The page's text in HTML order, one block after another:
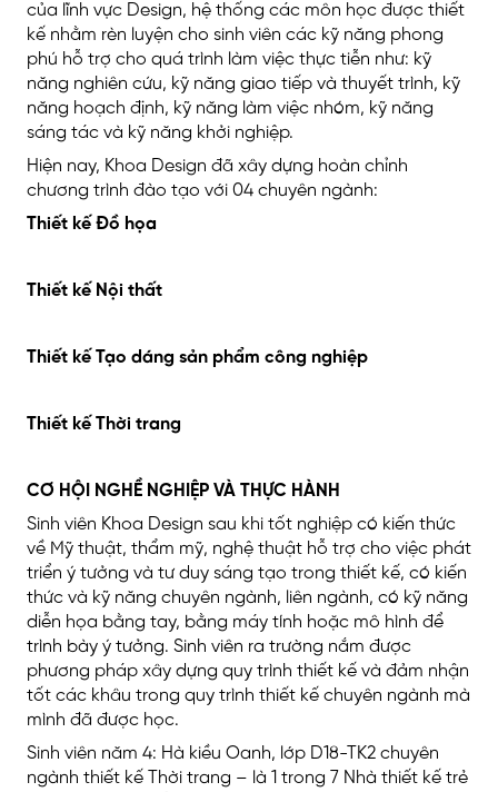
của lĩnh vực Design, hệ thống các môn học được thiết
kế nhằm rèn luyện cho sinh viên các kỹ năng phong
phú hỗ trợ cho quá trình làm việc thực tiễn như: kỹ
năng nghiên cứu, kỹ năng giao tiếp và thuyết trình, kỹ
năng hoạch định, kỹ năng làm việc nhóm, kỹ năng
sáng tác và kỹ năng khởi nghiệp.
Hiện nay, Khoa Design đã xây dựng hoàn chỉnh
chương trình đào tạo với 04 chuyên ngành:
Thiết kế Đồ họa
Thiết kế Nội thất
Thiết kế Tạo dáng sản phẩm công nghiệp
Thiết kế Thời trang
CƠ HỘI NGHỀ NGHIỆP VÀ THỰC HÀNH
Sinh viên Khoa Design sau khi tốt nghiệp có kiến thức
về Mỹ thuật, thẩm mỹ, nghệ thuật hỗ trợ cho việc phát
triển ý tưởng và tư duy sáng tạo trong thiết kế, có kiến
thức và kỹ năng chuyên ngành, liên ngành, có kỹ năng
diễn họa bằng tay, bằng máy tính hoặc mô hình để
trình bày ý tưởng. Sinh viên ra trường nắm được
phương pháp xây dựng quy trình thiết kế và đảm nhận
tốt các khâu trong quy trình thiết kế chuyên ngành mà
mình đã được học.
Sinh viên năm 4: Hà kiều Oanh, lớp D18-TK2 chuyên
ngành thiết kế Thời trang – là 1 trong 7 Nhà thiết kế trẻ